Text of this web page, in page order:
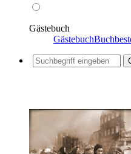
Gästebuch
Gästebuch